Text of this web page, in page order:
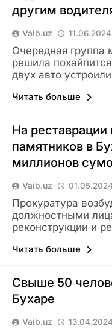
другим
Vaib.uz 11.06.2024
Очередная
решила
двух авто
Читать больше
На
памятников в
миллионов
Vaib.uz 01.05.2024
Прокуратура
должностными
реконструкции и
Читать больше
Свыше 50
Бухаре
Vaib.uz 13.04.2024